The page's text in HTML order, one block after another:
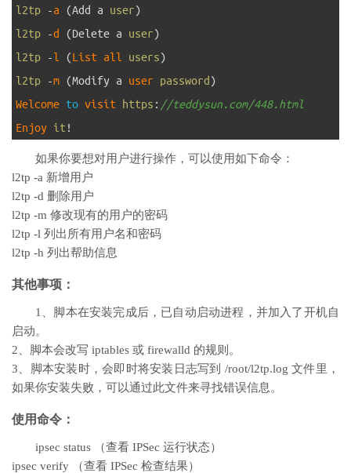
l2tp -a (Add a user)
l2tp
-d (Delete a user)
l2tp
-l (List all users)
l2tp
-m (Modify a user password )
Welcome to visit https : //teddysun.com/448.html
Enjoy it !
如果你要想对用户进行操作，可以使用如下命令：
l2tp -a 新增用户
l2tp -d 删除用户
l2tp -m 修改现有的用户的密码
l2tp -l 列出所有用户名和密码
l2tp -h 列出帮助信息
其他事项：
1、脚本在安装完成后，已自动启动进程，并加入了开机自
启动。
2、脚本会改写 iptables 或 firewalld 的规则。
3、脚本安装时，会即时将安装日志写到 /root/l2tp.log 文件里，
如果你安装失败，可以通过此文件来寻找错误信息。
使用命令：
ipsec status （查看 IPSec 运行状态）
ipsec verify （查看 IPSec 检查结果）